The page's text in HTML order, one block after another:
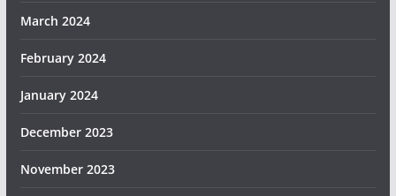
March 2024
February 2024
January 2024
December 2023
November 2023